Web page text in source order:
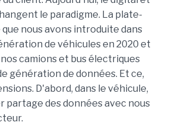
le paradigme. La plate-
nous avons introduite dans
de véhicules en 2020 et
camions et bus électriques
génération de données. Et ce,
D'abord, dans le véhicule,
partage des données avec nous